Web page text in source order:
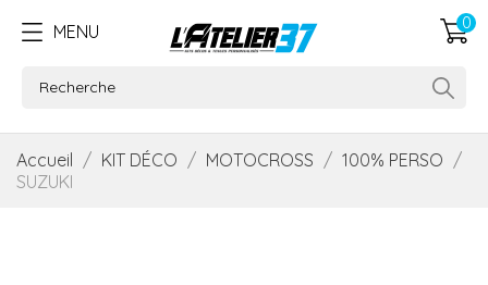
MENU 0
Accueil KIT DÉCO MOTOCROSS
100% PERSO
SUZUKI